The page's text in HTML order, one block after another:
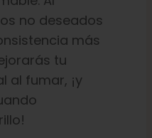
no deseados
más
tu
al fumar, ¡y